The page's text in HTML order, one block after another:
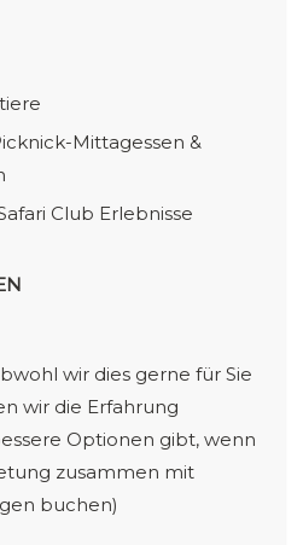
Mittagessen &
Club Erlebnisse
wir dies gerne für Sie
wir die Erfahrung
Optionen gibt, wenn
zusammen mit
buchen)